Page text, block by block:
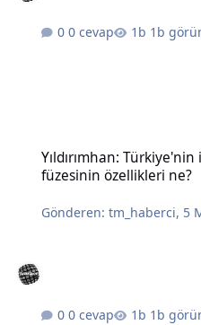
0 cevap 1b
Yıldırımhan:
füzesinin özellikleri ne?
Gönderen:tm_haberci, 5
0 cevap 1b